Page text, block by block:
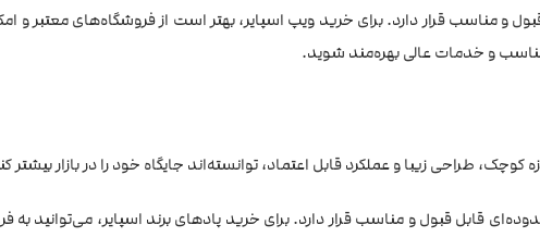
مناسب قرار دارد. برای خرید ویپ اسپایر، بهتر است از فروشگاه‌های معتبر و
و خدمات عالی بهره‌مند شوید.
طراحی زیبا و عملکرد قابل اعتماد، توانسته‌اند جایگاه خود را در بازار بیشتر
قابل قبول و مناسب قرار دارد. برای خرید پاد‌های برند اسپایر، می‌توانید